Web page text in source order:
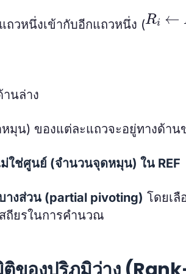
วหนึ่งเข้ากับอีกแถวหนึ่ง (
Ri ←
นล่าง
มุน) ของแต่ละแถวจะอยู่ทางด้า
ใช่ศูนย์ (จำนวนจุดหมุน) ใน REF
างส่วน (partial pivoting) โดยเ
ถียรในการคำนวณ